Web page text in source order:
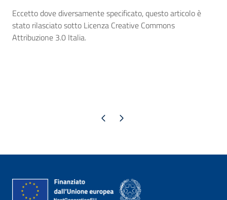
Eccetto dove diversamente specificato, questo articolo è
stato rilasciato sotto Licenza Creative Commons
Attribuzione 3.0 Italia.
Pagina precedente
Pagina successiva